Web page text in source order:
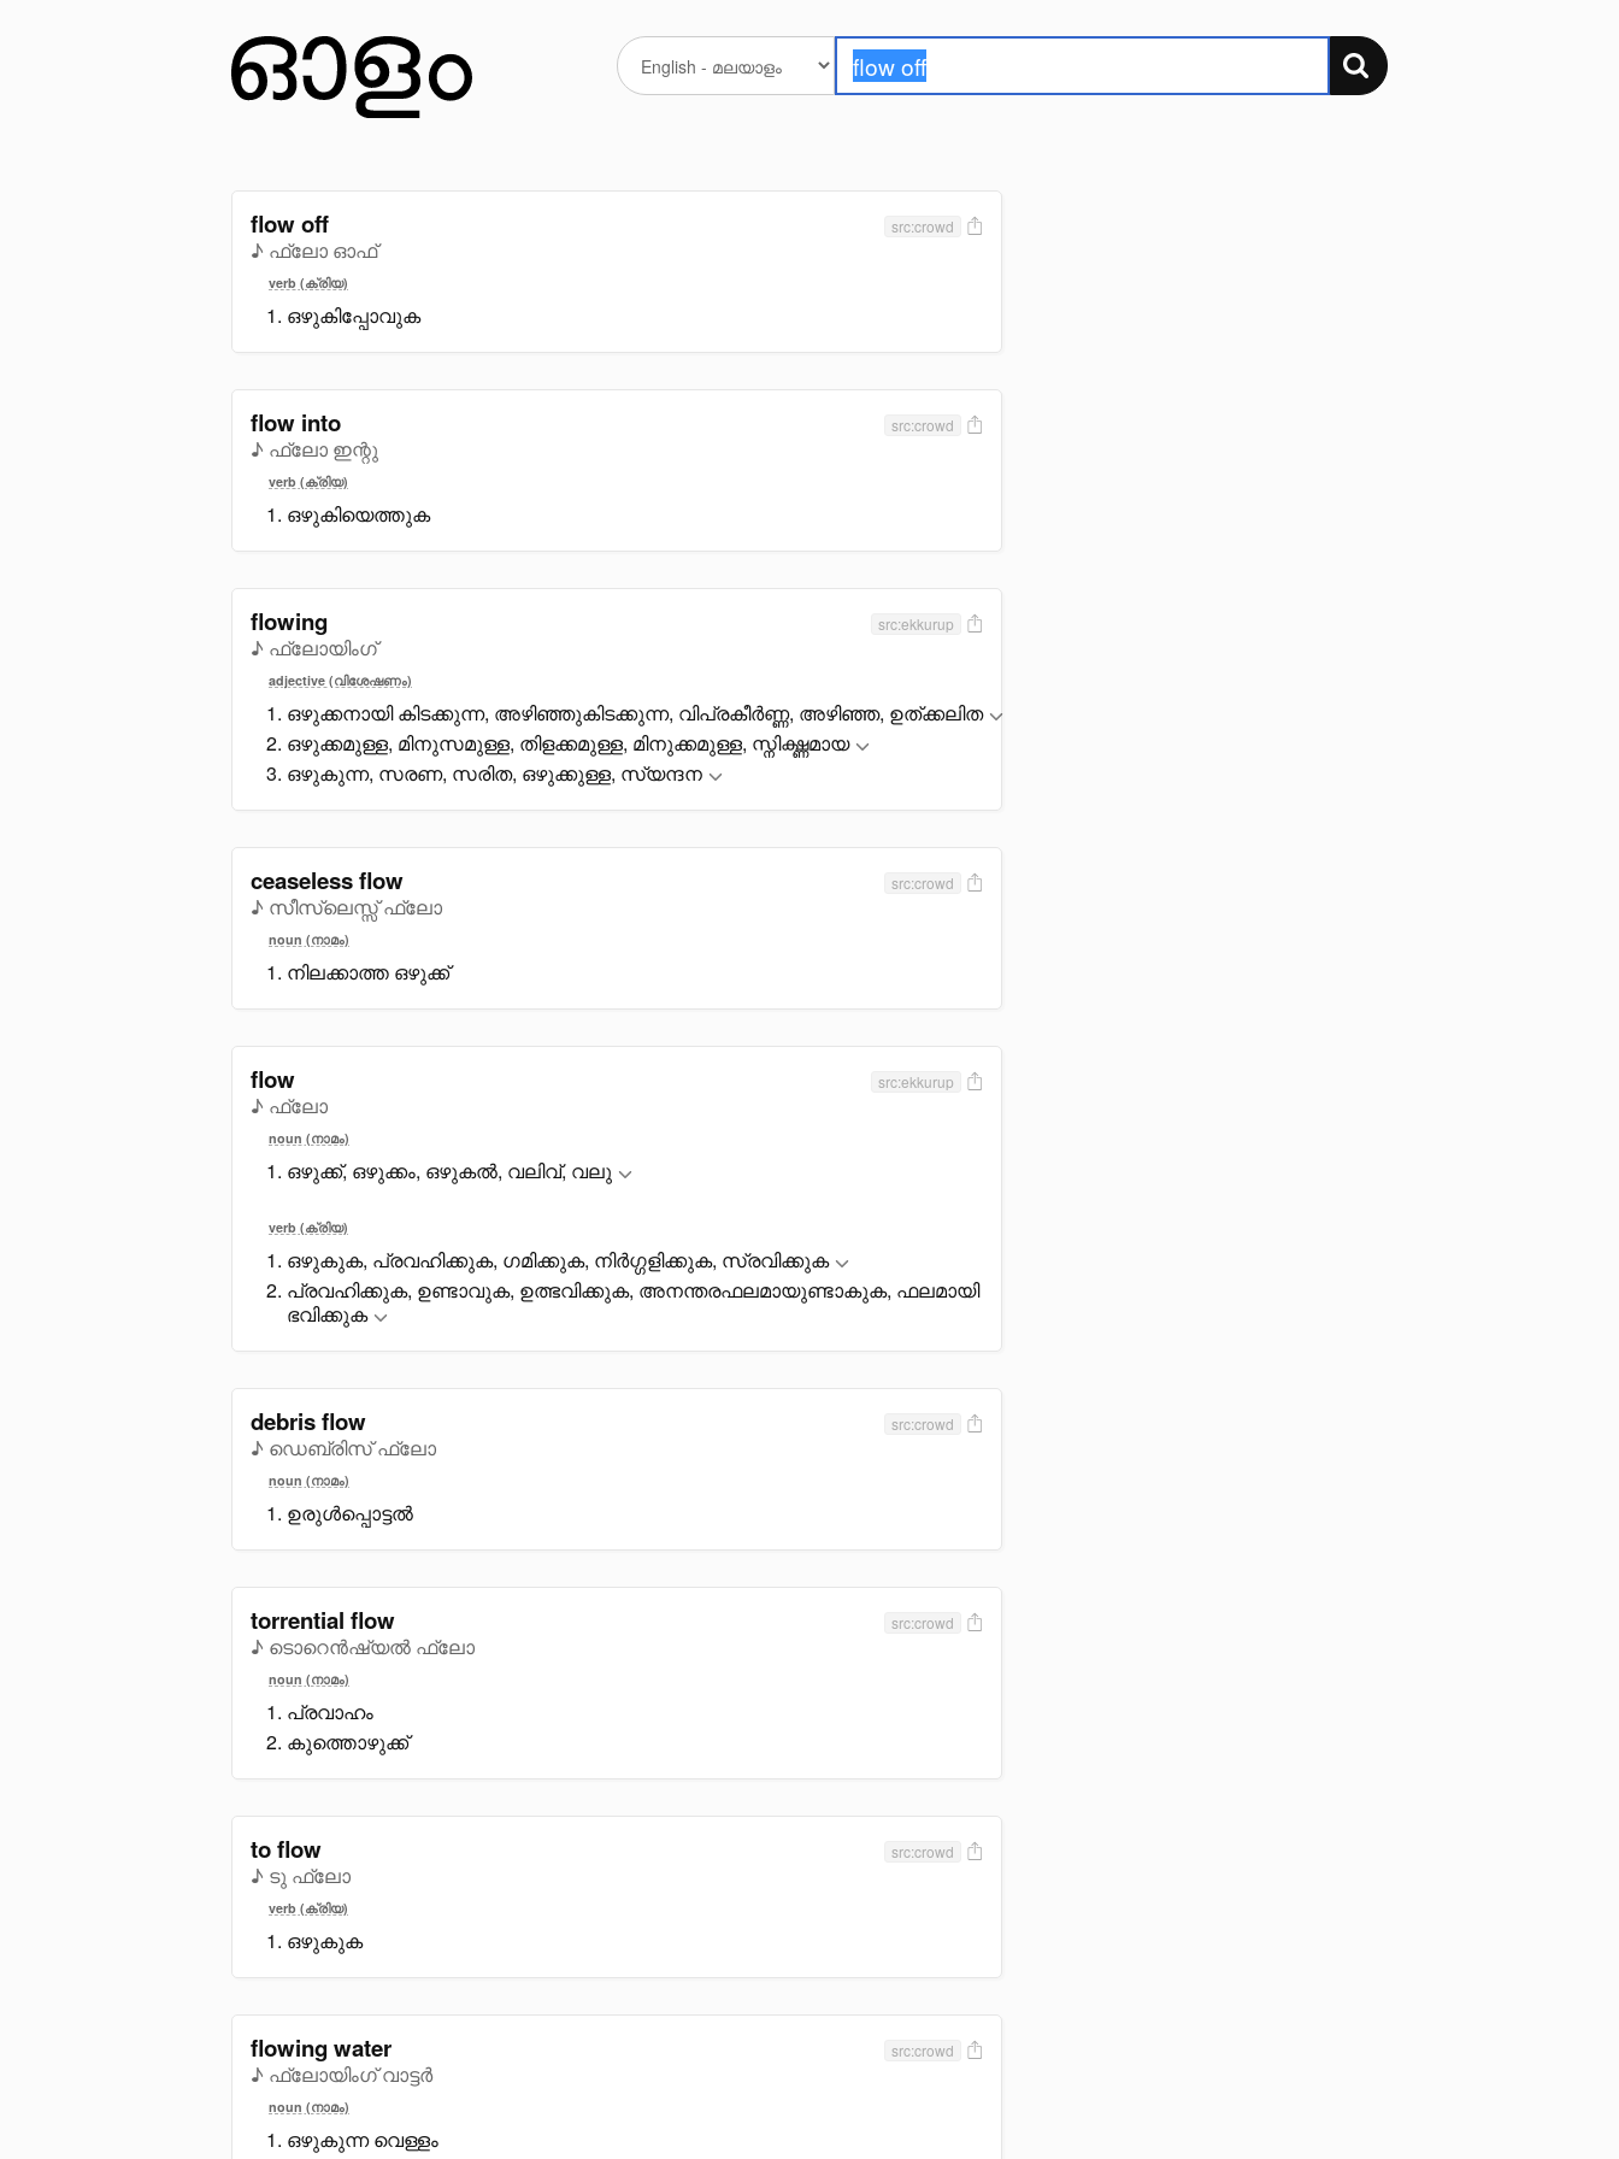
flow off
♪ ഫ്ലോ ഓഫ്
src:crowd
verb (ക്രിയ)
ഒഴുകിപ്പോവുക
flow into
♪ ഫ്ലോ ഇന്റു
src:crowd
verb (ക്രിയ)
ഒഴുകിയെത്തുക
flowing
♪ ഫ്ലോയിംഗ്
src:ekkurup
adjective (വിശേഷണം)
ഒഴുക്കനായി കിടക്കുന്ന, അഴിഞ്ഞുകിടക്കുന്ന, വിപ്രകീർണ്ണ, അഴിഞ്ഞ, ഉത്ക്കലിത
ഒഴുക്കമുള്ള, മിനുസമുള്ള, തിളക്കമുള്ള, മിനുക്കമുള്ള, സ്നിഗ്ദ്ധമായ
ഒഴുകുന്ന, സരണ, സരിത, ഒഴുക്കുള്ള, സ്യന്ദന
ceaseless flow
♪ സീസ്ലെസ്സ് ഫ്ലോ
src:crowd
noun (നാമം)
നിലക്കാത്ത ഒഴുക്ക്
flow
♪ ഫ്ലോ
src:ekkurup
noun (നാമം)
ഒഴുക്ക്, ഒഴുക്കം, ഒഴുകൽ, വലിവ്, വലു
verb (ക്രിയ)
ഒഴുകുക, പ്രവഹിക്കുക, ഗമിക്കുക, നിർഗ്ഗളിക്കുക, സ്രവിക്കുക
പ്രവഹിക്കുക, ഉണ്ടാവുക, ഉത്ഭവിക്കുക, അനന്തരഫലമായുണ്ടാകുക, ഫലമായി
ഭവിക്കുക
debris flow
♪ ഡെബ്രിസ് ഫ്ലോ
src:crowd
noun (നാമം)
ഉരുൾപ്പൊട്ടൽ
torrential flow
♪ ടൊറെൻഷ്യൽ ഫ്ലോ
src:crowd
noun (നാമം)
പ്രവാഹം
കുത്തൊഴുക്ക്
to flow
♪ ടു ഫ്ലോ
src:crowd
verb (ക്രിയ)
ഒഴുകുക
flowing water
♪ ഫ്ലോയിംഗ് വാട്ടർ
src:crowd
noun (നാമം)
ഒഴുകുന്ന വെള്ളം